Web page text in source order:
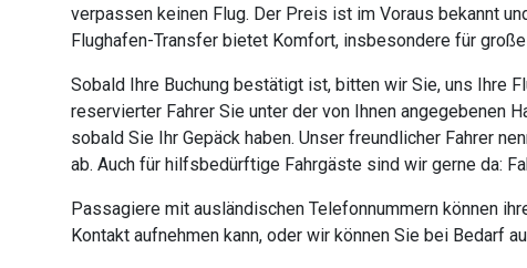
verpassen keinen Flug. Der Preis ist im Voraus bekannt
Flughafen-Transfer bietet Komfort, insbesondere für
Sobald Ihre Buchung bestätigt ist, bitten wir Sie, uns Ihre
reservierter Fahrer Sie unter der von Ihnen angegebenen
sobald Sie Ihr Gepäck haben. Unser freundlicher Fahrer
ab. Auch für hilfsbedürftige Fahrgäste sind wir gerne da:
Passagiere mit ausländischen Telefonnummern können
Kontakt aufnehmen kann, oder wir können Sie bei Bedarf